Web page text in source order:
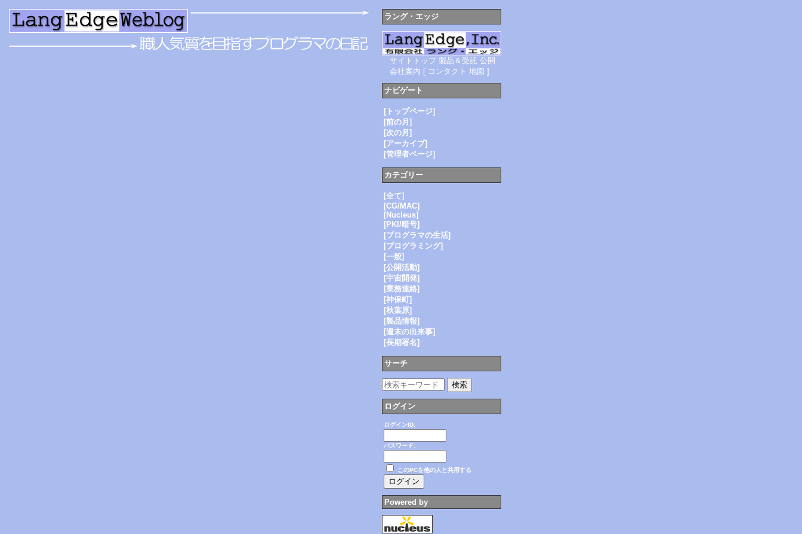
ラング・エッジ
サイトトップ 製品＆受託 公開
会社案内 [ コンタクト 地図 ]
ナビゲート
[トップページ]
[前の月]
[次の月]
[アーカイブ]
[管理者ページ]
カテゴリー
[全て]
[CG/MAC]
[Nucleus]
[PKI/暗号]
[プログラマの生活]
[プログラミング]
[一般]
[公開活動]
[宇宙開発]
[業務連絡]
[神保町]
[秋葉原]
[製品情報]
[週末の出来事]
[長期署名]
サーチ
ログイン
ログインID:
パスワード:
このPCを他の人と共用する
Powered by